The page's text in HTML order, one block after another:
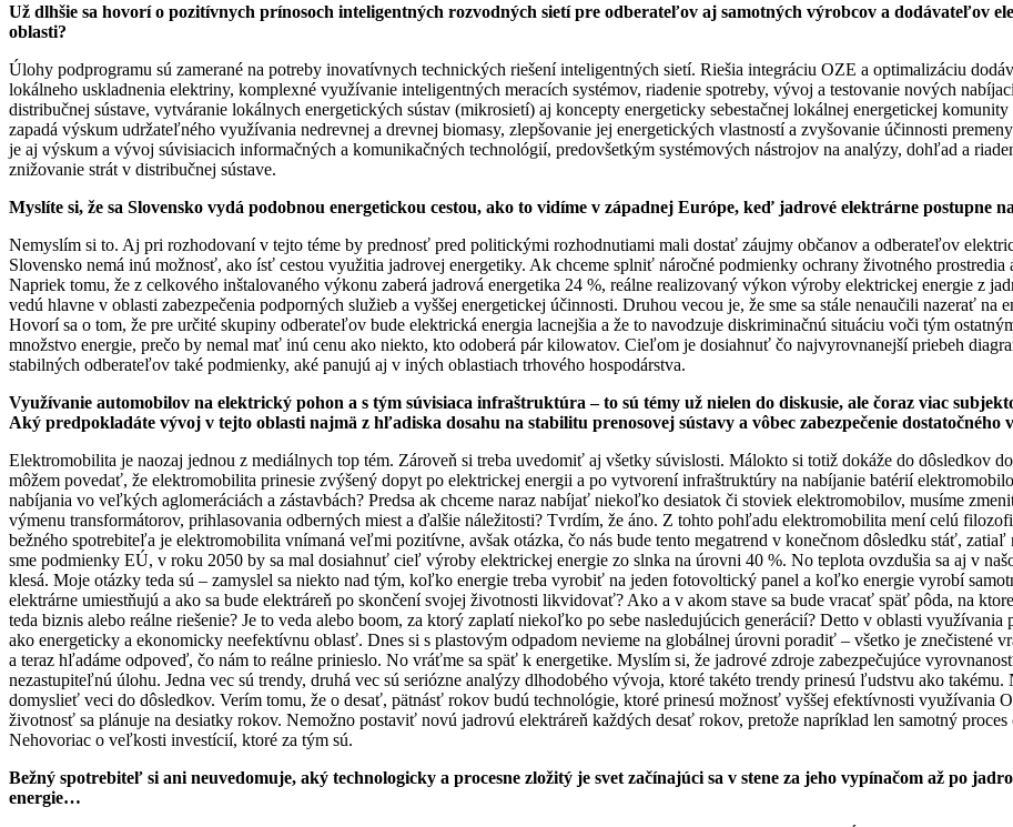
Už dlhšie sa hovorí o pozitívnych prínosoch inteligentných rozvodných sietí pre odberateľov aj samotných výrobcov a dodávateľov
oblasti?
Úlohy podprogramu sú zamerané na potreby inovatívnych technických riešení inteligentných sietí. Riešia integráciu OZE a optimalizáciu
lokálneho uskladnenia elektriny, komplexné využívanie inteligentných meracích systémov, riadenie spotreby, vývoj a testovanie nových
distribučnej sústave, vytváranie lokálnych energetických sústav (mikrosietí) aj koncepty energeticky sebestačnej lokálnej energetickej
zapadá výskum udržateľného využívania nedrevnej a drevnej biomasy, zlepšovanie jej energetických vlastností a zvyšovanie účinnosti
je aj výskum a vývoj súvisiacich informačných a komunikačných technológií, predovšetkým systémových nástrojov na analýzy, dohľad a
znižovanie strát v distribučnej sústave.
Myslíte si, že sa Slovensko vydá podobnou energetickou cestou, ako to vidíme v západnej Európe, keď jadrové elektrárne
Nemyslím si to. Aj pri rozhodovaní v tejto téme by prednosť pred politickými rozhodnutiami mali dostať záujmy občanov a odberateľov
Slovensko nemá inú možnosť, ako ísť cestou využitia jadrovej energetiky. Ak chceme splniť náročné podmienky ochrany životného prostredia
Napriek tomu, že z celkového inštalovaného výkonu zaberá jadrová energetika 24 %, reálne realizovaný výkon výroby elektrickej energie z
vedú hlavne v oblasti zabezpečenia podporných služieb a vyššej energetickej účinnosti. Druhou vecou je, že sme sa stále nenaučili nazerať
Hovorí sa o tom, že pre určité skupiny odberateľov bude elektrická energia lacnejšia a že to navodzuje diskriminačnú situáciu voči tým
množstvo energie, prečo by nemal mať inú cenu ako niekto, kto odoberá pár kilowatov. Cieľom je dosiahnuť čo najvyrovnanejší priebeh
stabilných odberateľov také podmienky, aké panujú aj v iných oblastiach trhového hospodárstva.
Využívanie automobilov na elektrický pohon a s tým súvisiaca infraštruktúra – to sú témy už nielen do diskusie, ale čoraz viac
Aký predpokladáte vývoj v tejto oblasti najmä z hľadiska dosahu na stabilitu prenosovej sústavy a vôbec zabezpečenie dostatočného
Elektromobilita je naozaj jednou z mediálnych top tém. Zároveň si treba uvedomiť aj všetky súvislosti. Málokto si totiž dokáže do dôsledkov
môžem povedať, že elektromobilita prinesie zvýšený dopyt po elektrickej energii a po vytvorení infraštruktúry na nabíjanie batérií
nabíjania vo veľkých aglomeráciách a zástavbách? Predsa ak chceme naraz nabíjať niekoľko desiatok či stoviek elektromobilov, musíme
výmenu transformátorov, prihlasovania odberných miest a ďalšie náležitosti? Tvrdím, že áno. Z tohto pohľadu elektromobilita mení celú
bežného spotrebiteľa je elektromobilita vnímaná veľmi pozitívne, avšak otázka, čo nás bude tento megatrend v konečnom dôsledku stáť,
sme podmienky EÚ, v roku 2050 by sa mal dosiahnuť cieľ výroby elektrickej energie zo slnka na úrovni 40 %. No teplota ovzdušia sa aj v
klesá. Moje otázky teda sú – zamyslel sa niekto nad tým, koľko energie treba vyrobiť na jeden fotovoltický panel a koľko energie vyrobí
elektrárne umiestňujú a ako sa bude elektráreň po skončení svojej životnosti likvidovať? Ako a v akom stave sa bude vracať späť pôda, na
teda biznis alebo reálne riešenie? Je to veda alebo boom, za ktorý zaplatí niekoľko po sebe nasledujúcich generácií? Detto v oblasti
ako energeticky a ekonomicky neefektívnu oblasť. Dnes si s plastovým odpadom nevieme na globálnej úrovni poradiť – všetko je znečistené
a teraz hľadáme odpoveď, čo nám to reálne prinieslo. No vráťme sa späť k energetike. Myslím si, že jadrové zdroje zabezpečujúce
nezastupiteľnú úlohu. Jedna vec sú trendy, druhá vec sú seriózne analýzy dlhodobého vývoja, ktoré takéto trendy prinesú ľudstvu ako
domyslieť veci do dôsledkov. Verím tomu, že o desať, pätnásť rokov budú technológie, ktoré prinesú možnosť vyššej efektívnosti využívania
životnosť sa plánuje na desiatky rokov. Nemožno postaviť novú jadrovú elektráreň každých desať rokov, pretože napríklad len samotný
Nehovoriac o veľkosti investícií, ktoré za tým sú.
Bežný spotrebiteľ si ani neuvedomuje, aký technologicky a procesne zložitý je svet začínajúci sa v stene za jeho vypínačom až po
energie…